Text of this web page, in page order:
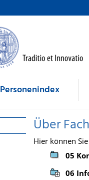
Personenindex
Über
Hier können
05
06